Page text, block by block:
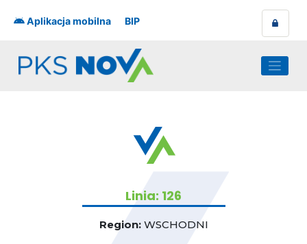
Aplikacja mobilna BIP
Linia: 126
Region:WSCHODNI